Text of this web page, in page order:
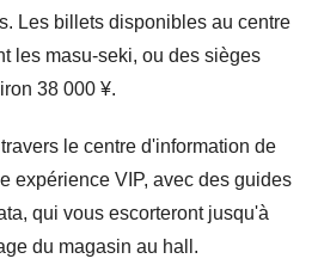
Les billets disponibles au centre
les masu-seki, ou des sièges
38 000 ¥.
le centre d'information de
expérience VIP, avec des guides
qui vous escorteront jusqu'à
du magasin au hall.